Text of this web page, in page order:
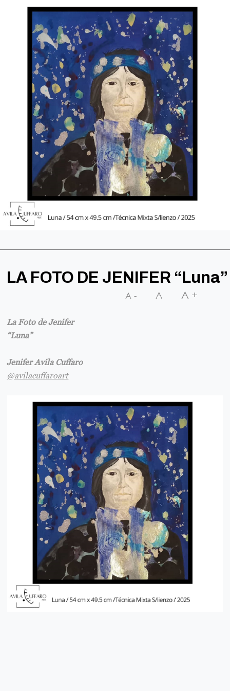
LA FOTO DE JENIFER “Luna”
A- A A+
La Foto de Jenifer
“Luna”
Jenifer Avila Cuffaro
@avilacuffaroart